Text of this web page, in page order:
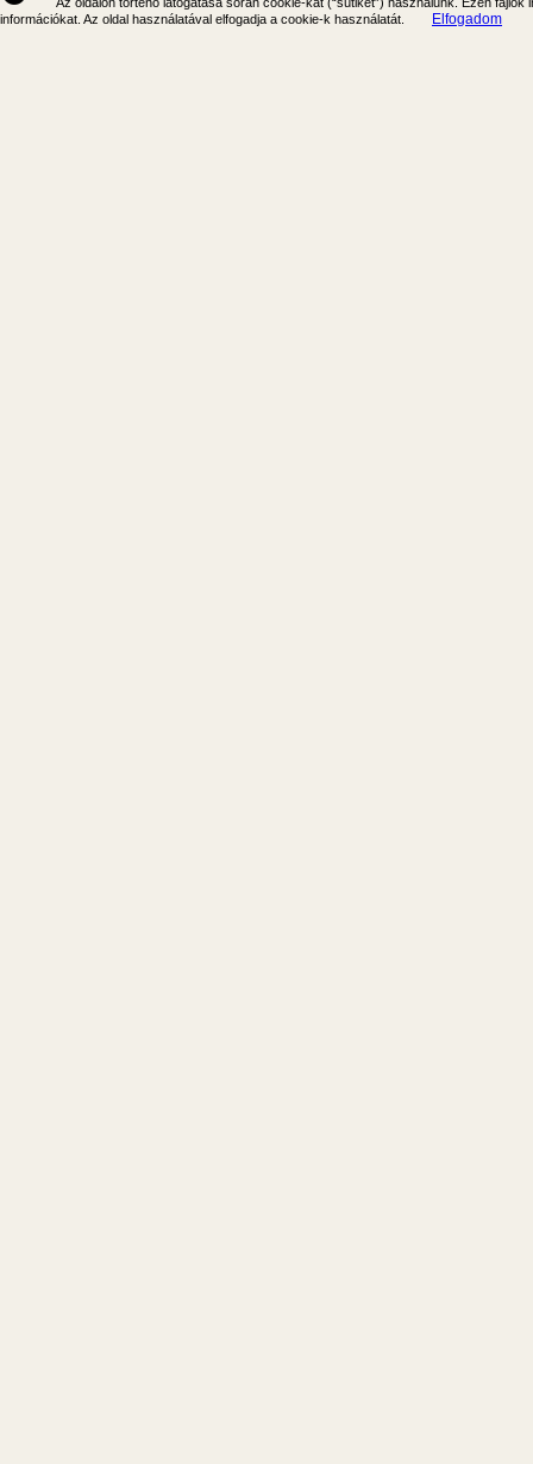
információkat. Az oldal használatával elfogadja a cookie-k használatát.
Elfogadom